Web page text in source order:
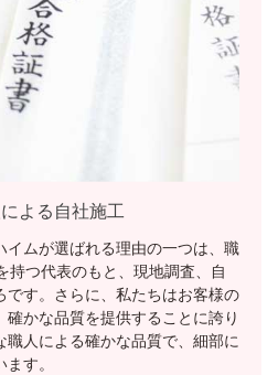
よる自社施工
イムが選ばれる理由の一つは、職
持つ代表のもと、現地調査、自
す。さらに、私たちはお客様の
かな品質を提供することに誇り
人による確かな品質で、細部に
す。